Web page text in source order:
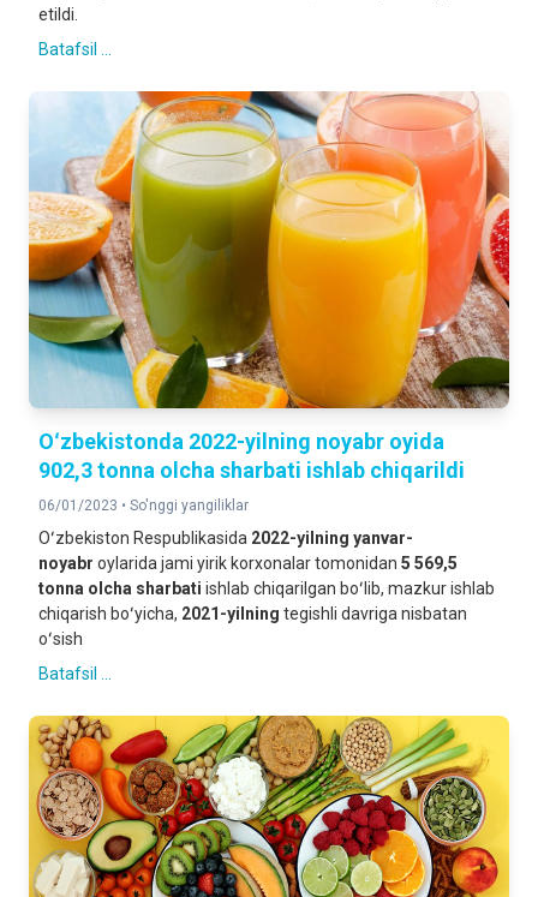
etildi.
Batafsil ...
Oʻzbekistonda 2022-yilning noyabr oyida
902,3 tonna olcha sharbati ishlab chiqarildi
06/01/2023 • So'nggi yangiliklar
Oʻzbekiston Respublikasida 2022-yilning yanvar-
noyabr oylarida jami yirik korxonalar tomonidan 5 569,5
tonna olcha sharbati ishlab chiqarilgan boʻlib, mazkur ishlab
chiqarish boʻyicha, 2021-yilning tegishli davriga nisbatan
oʻsish
Batafsil ...